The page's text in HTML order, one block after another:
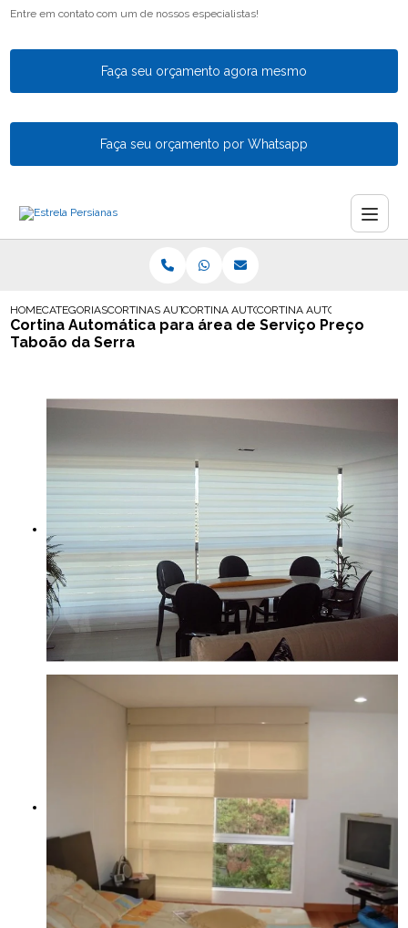
Entre em contato com um de nossos especialistas!
Faça seu orçamento agora mesmo
Faça seu orçamento por Whatsapp
HOMECATEGORIASCORTINAS AUTOMATICASCORTINA AUTOMATICA PARA SALA
CORTINA AUTOMATICA PARA
Cortina Automática para área de Serviço Preço
Taboão da Serra